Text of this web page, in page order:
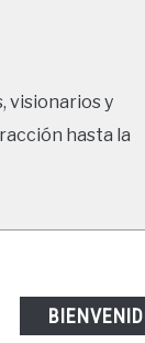
visionarios y
hasta la